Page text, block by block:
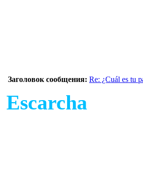
Заголовок сообщения: Re: ¿Cuál es tu
Escarcha